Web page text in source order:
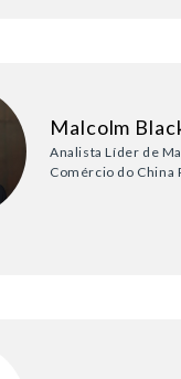
Malcolm
Analista Líder de
Comércio do China